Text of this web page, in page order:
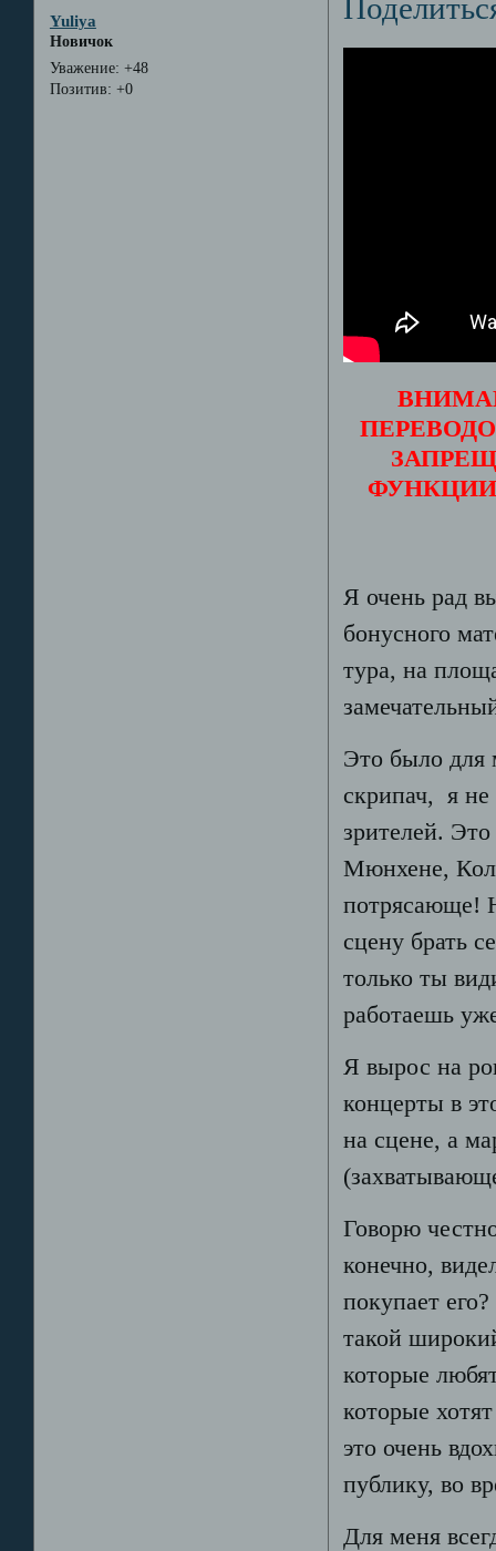
Yuliya
Новичок
Уважение: +48
Позитив: +0
Я очень рад
бонусного
тура, на
Это было для
скрипач, я
зрителей.
Мюнхене,
потрясающе!
сцену брать
только ты
работаешь
Я вырос на
концерты в
на сцене, а
Говорю
конечно,
покупает
такой
которые
которые
это очень
публику, во
Для меня